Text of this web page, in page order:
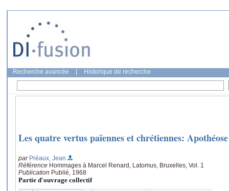
Recherche avancée Historique de recherche
Les quatre vertus païennes et chrétiennes:
par Préaux, Jean
Référence Hommages à Marcel Renard, Latomus, Bruxelles, Vol. 1
Publication Publié, 1968
Partie d'ouvrage collectif